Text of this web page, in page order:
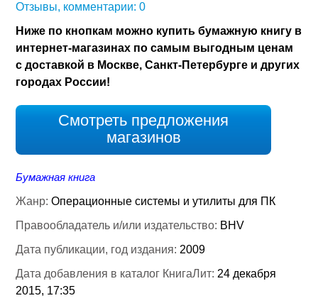
Отзывы, комментарии: 0
Ниже по кнопкам можно купить бумажную книгу в
интернет-магазинах по самым выгодным ценам
с доставкой в Москве, Санкт-Петербурге и других
городах России!
Смотреть предложения
магазинов
Бумажная книга
Жанр:Операционные системы и утилиты для ПК
Правообладатель и/или издательство: BHV
Дата публикации, год издания: 2009
Дата добавления в каталог КнигаЛит: 24 декабря
2015, 17:35